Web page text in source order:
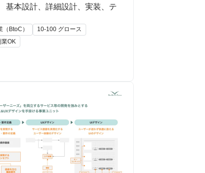
基本設計、詳細設計、実装、テ
（BtoC）
10-100 グロース
業OK